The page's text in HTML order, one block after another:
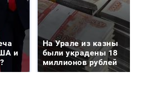
и
На Урале из казны
были украдены 18
миллионов рублей